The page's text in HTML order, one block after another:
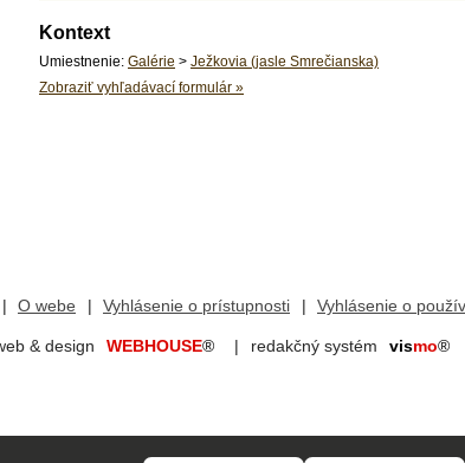
Kontext
Umiestnenie: Galérie > Ježkovia (jasle Smrečianska)
Zobraziť vyhľadávací formulár »
O webe Vyhlásenie o prístupnosti Vyhlásenie o
& design WEBHOUSE® redakčný systém vismo®